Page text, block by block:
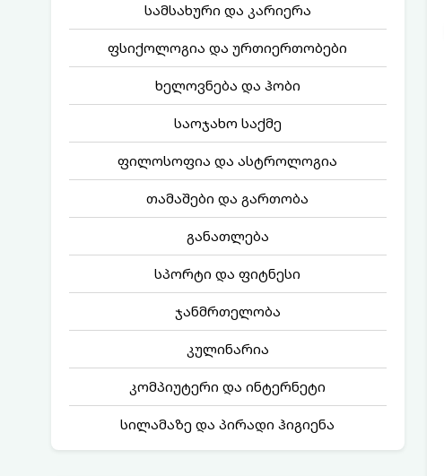
სამსახური და კარიერა
ფსიქოლოგია და ურთიერთობები
ხელოვნება და ჰობი
საოჯახო საქმე
ფილოსოფია და ასტროლოგია
თამაშები და გართობა
განათლება
სპორტი და ფიტნესი
ჯანმრთელობა
კულინარია
კომპიუტერი და ინტერნეტი
სილამაზე და პირადი ჰიგიენა